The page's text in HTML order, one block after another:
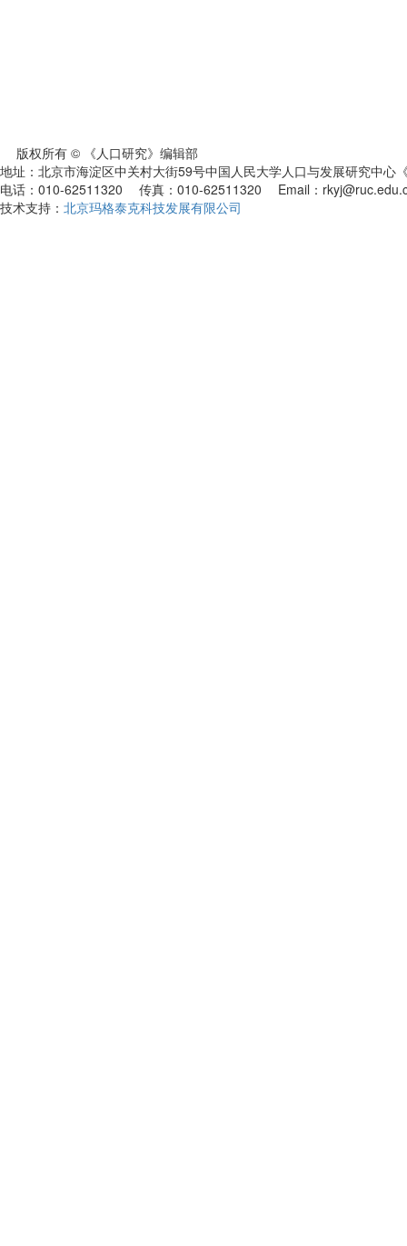
版权所有 © 《人口研究》编辑部
地址：北京市海淀区中关村大街59号中国人民大学人口与发展研究中
电话：010-62511320 传真：010-62511320 Email：
技术支持： 北京玛格泰克科技发展有限公司